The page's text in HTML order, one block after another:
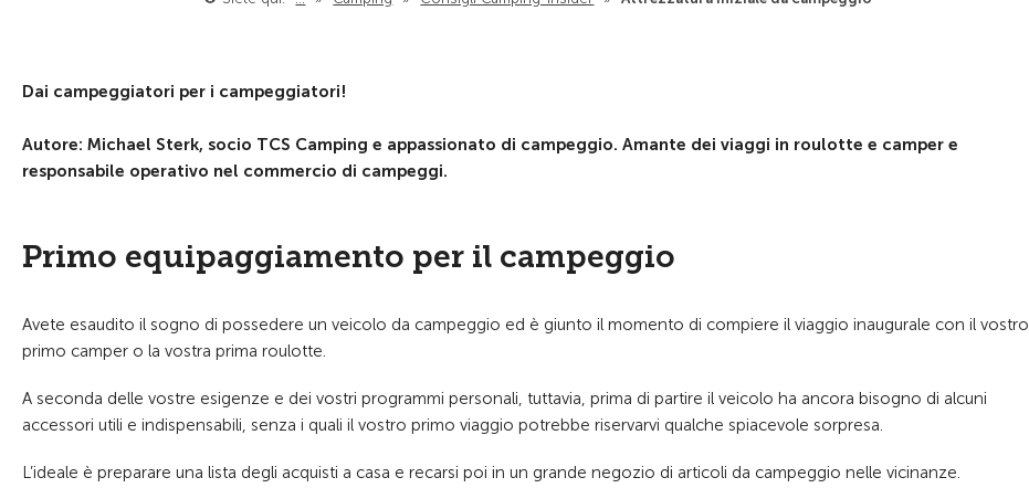
Dai campeggiatori per i campeggiatori!
Autore: Michael Sterk, socio TCS Camping e appassionato di campeggio. Amante dei viaggi in roulotte e camper e
responsabile operativo nel commercio di campeggi.
Primo equipaggiamento per il campeggio
Avete esaudito il sogno di possedere un veicolo da campeggio ed è giunto il momento di compiere il viaggio inaugurale con il vostro
primo camper o la vostra prima roulotte.
A seconda delle vostre esigenze e dei vostri programmi personali, tuttavia, prima di partire il veicolo ha ancora bisogno di alcuni
accessori utili e indispensabili, senza i quali il vostro primo viaggio potrebbe riservarvi qualche spiacevole sorpresa.
L’ideale è preparare una lista degli acquisti a casa e recarsi poi in un grande negozio di articoli da campeggio nelle vicinanze.